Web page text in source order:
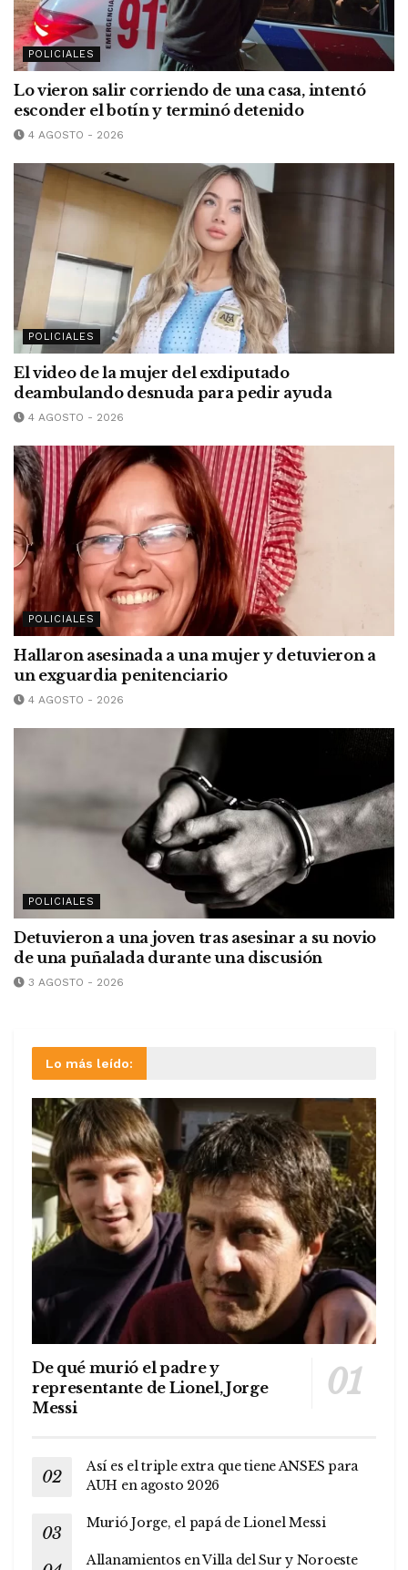
POLICIALES
Lo vieron salir corriendo de una casa, intentó
esconder el botín y terminó detenido
4 AGOSTO - 2026
POLICIALES
El video de la mujer del exdiputado
deambulando desnuda para pedir ayuda
4 AGOSTO - 2026
POLICIALES
Hallaron asesinada a una mujer y detuvieron a
un exguardia penitenciario
4 AGOSTO - 2026
POLICIALES
Detuvieron a una joven tras asesinar a su novio
de una puñalada durante una discusión
3 AGOSTO - 2026
Lo más leído:
De qué murió el padre y
representante de Lionel, Jorge
Messi
Así es el triple extra que tiene ANSES para
AUH en agosto 2026
Murió Jorge, el papá de Lionel Messi
Allanamientos en Villa del Sur y Noroeste